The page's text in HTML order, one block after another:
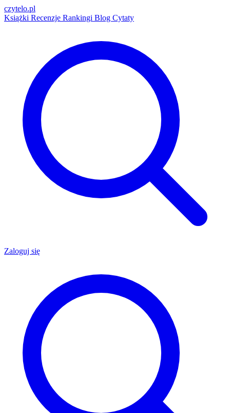
czytelo.pl
Książki Recenzje Rankingi Blog Cytaty
Zaloguj się